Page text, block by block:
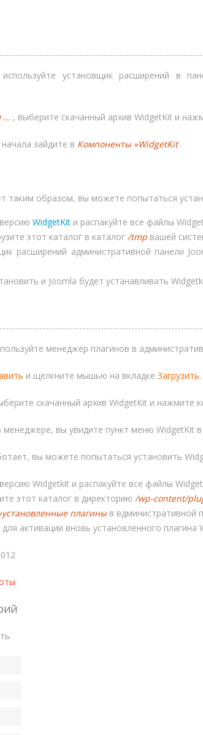
установщик расширений в
... , выберите скачанный архив WidgetKit и
зайдите в Компоненты »WidgetKit.
таким образом, вы можете попытаться
WidgetKit и распакуйте все файлы
этот каталог в каталог /tmp вашей
расширений административной панели
и Joomla будет устанавливать
менеджер плагинов в
и щелкните мышью на вкладке Загрузить.
скачанный архив WidgetKit и нажмите
менеджере, вы увидите пункт меню
вы можете попытаться установить
Widgetkit и распакуйте все файлы
этот каталог в директорию /wp-content/
плагиныв вдминистративной
для активации вновь установленного плагина